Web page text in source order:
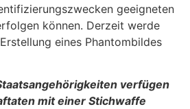
geeigneten
können. Derzeit werde
eines Phantombildes
verfügen
mit einer Stich­waffe